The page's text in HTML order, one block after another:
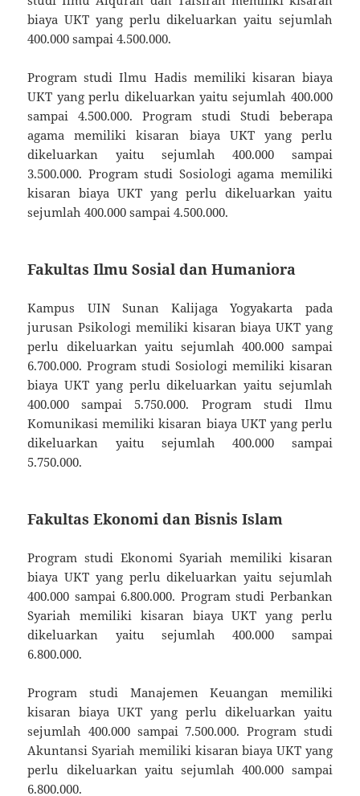
biaya UKT yang perlu dikeluarkan yaitu sejumlah
400.000 sampai 4.500.000.
Program studi Ilmu Hadis memiliki kisaran biaya
UKT yang perlu dikeluarkan yaitu sejumlah 400.000
sampai 4.500.000. Program studi Studi beberapa
agama memiliki kisaran biaya UKT yang perlu
dikeluarkan yaitu sejumlah 400.000 sampai
3.500.000. Program studi Sosiologi agama memiliki
kisaran biaya UKT yang perlu dikeluarkan yaitu
sejumlah 400.000 sampai 4.500.000.
Fakultas Ilmu Sosial dan Humaniora
Kampus UIN Sunan Kalijaga Yogyakarta pada
jurusan Psikologi memiliki kisaran biaya UKT yang
perlu dikeluarkan yaitu sejumlah 400.000 sampai
6.700.000. Program studi Sosiologi memiliki kisaran
biaya UKT yang perlu dikeluarkan yaitu sejumlah
400.000 sampai 5.750.000. Program studi Ilmu
Komunikasi memiliki kisaran biaya UKT yang perlu
dikeluarkan yaitu sejumlah 400.000 sampai
5.750.000.
Fakultas Ekonomi dan Bisnis Islam
Program studi Ekonomi Syariah memiliki kisaran
biaya UKT yang perlu dikeluarkan yaitu sejumlah
400.000 sampai 6.800.000. Program studi Perbankan
Syariah memiliki kisaran biaya UKT yang perlu
dikeluarkan yaitu sejumlah 400.000 sampai
6.800.000.
Program studi Manajemen Keuangan memiliki
kisaran biaya UKT yang perlu dikeluarkan yaitu
sejumlah 400.000 sampai 7.500.000. Program studi
Akuntansi Syariah memiliki kisaran biaya UKT yang
perlu dikeluarkan yaitu sejumlah 400.000 sampai
6.800.000.